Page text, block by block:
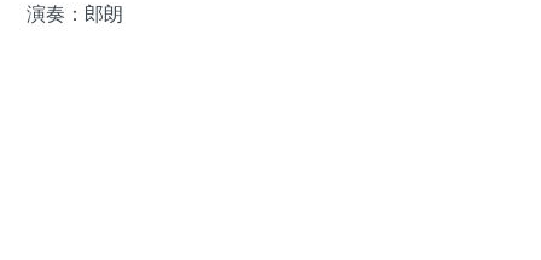
演奏：郎朗